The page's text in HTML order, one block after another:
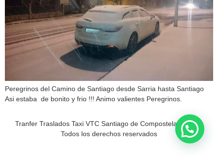
Peregrinos del Camino de Santiago desde Sarria hasta Santiago
Asi estaba de bonito y frio !!! Animo valientes Peregrinos.
Tranfer Traslados Taxi VTC Santiago de Compostela a Sarria
Todos los derechos reservados